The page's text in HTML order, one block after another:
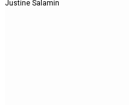
Justine Salamin